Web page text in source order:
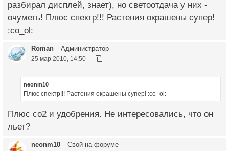
разбирал дисплей, знает), но светоотдача у них -
очуметь! Плюс спектр!!! Растения окрашены супер!
:co_ol:
Roman Администратор
25 мар 2010, 14:50
neonm10
Плюс спектр!!! Растения окрашены супер! :co_ol:
Плюс со2 и удобрения. Не интересовались, что он
льет?
neonm10 Свой на форуме